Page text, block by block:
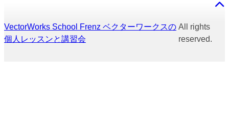
VectorWorks School Frenz ベクターワークスの
個人レッスンと講習会
All rights
reserved.